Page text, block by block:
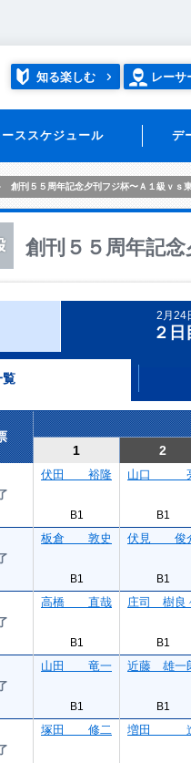
知る楽しむ レーサ
ーススケジュール デ
創刊５５周年記念夕刊フジ杯〜Ａ１級ｖｓ
創刊５５周年記
2月24
２日
覧
1
2
伏田 裕隆
B1
山口
B1
板倉 敦史
B1
伏見 俊
B1
高橋 直哉
B1
庄司 樹良
B1
山田 竜一
B1
近藤 雄一
B1
塚田 修二 増田